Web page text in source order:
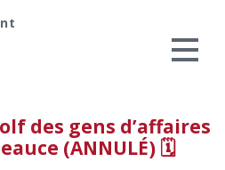
aux entreprises
Bono
conseils – démarrage
des gens d’affaires
(ANNULÉ) 🗓